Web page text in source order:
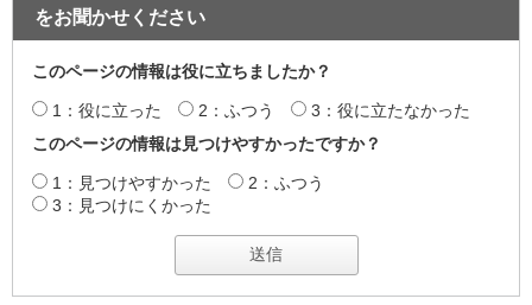
をお聞かせください
このページの情報は役に立ちましたか？
1：役に立った 2：ふつう
3：役に立たなかった
このページの情報は見つけやすかったですか？
1：見つけやすかった
2：ふつう
3：見つけにくかった